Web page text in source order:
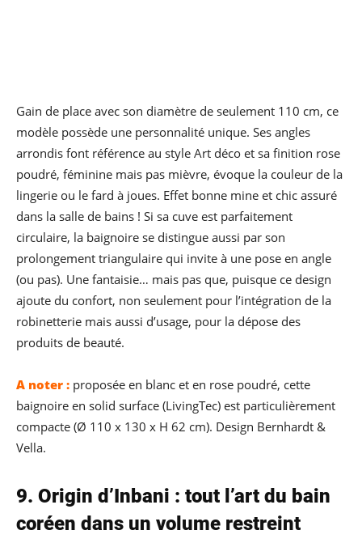
Gain de place avec son diamètre de seulement 110 cm, ce
modèle possède une personnalité unique. Ses angles
arrondis font référence au style Art déco et sa finition rose
poudré, féminine mais pas mièvre, évoque la couleur de la
lingerie ou le fard à joues. Effet bonne mine et chic assuré
dans la salle de bains ! Si sa cuve est parfaitement
circulaire, la baignoire se distingue aussi par son
prolongement triangulaire qui invite à une pose en angle
(ou pas). Une fantaisie… mais pas que, puisque ce design
ajoute du confort, non seulement pour l’intégration de la
robinetterie mais aussi d’usage, pour la dépose des
produits de beauté.
A noter : proposée en blanc et en rose poudré, cette
baignoire en solid surface (LivingTec) est particulièrement
compacte (Ø 110 x 130 x H 62 cm). Design Bernhardt &
Vella.
9. Origin d’Inbani : tout l’art du bain
coréen dans un volume restreint